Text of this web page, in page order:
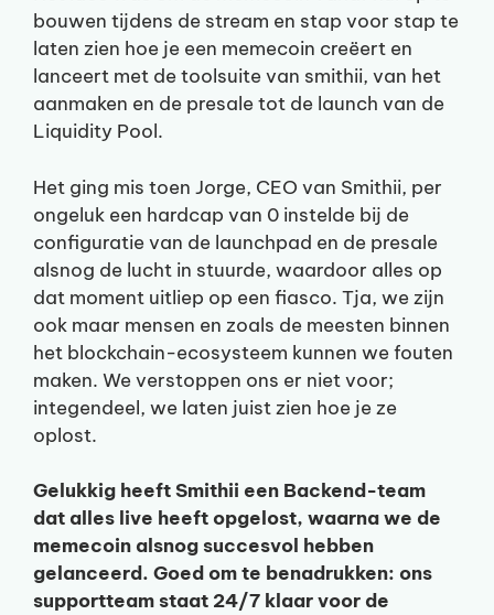
bouwen tijdens de stream en stap voor stap te
laten zien hoe je een memecoin creëert en
lanceert met de toolsuite van smithii, van het
aanmaken en de presale tot de launch van de
Liquidity Pool.
Het ging mis toen Jorge, CEO van Smithii, per
ongeluk een hardcap van 0 instelde bij de
configuratie van de launchpad en de presale
alsnog de lucht in stuurde, waardoor alles op
dat moment uitliep op een fiasco. Tja, we zijn
ook maar mensen en zoals de meesten binnen
het blockchain-ecosysteem kunnen we fouten
maken. We verstoppen ons er niet voor;
integendeel, we laten juist zien hoe je ze
oplost.
Gelukkig heeft Smithii een Backend-team
dat alles live heeft opgelost, waarna we de
memecoin alsnog succesvol hebben
gelanceerd. Goed om te benadrukken: ons
supportteam staat 24/7 klaar voor de